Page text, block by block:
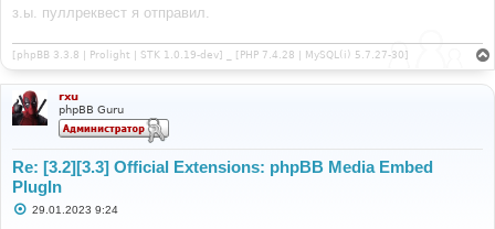
з.ы. пуллреквест я отправил.
[phpBB 3.3.8 | Prolight | STK 1.0.19-dev] _ [PHP 7.4.28 | MySQL(i) 5.7.27-30]
rxu
phpBB Guru
Re: [3.2][3.3] Official Extensions: phpBB Media Embed
PlugIn
С29.01.2023 9:24